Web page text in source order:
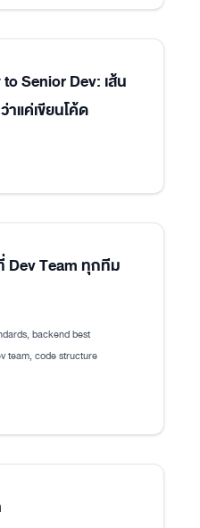
Senior Dev: เส้น
แค่เขียนโค้ด
Dev Team ทุกทีม
backend best
team, code structure